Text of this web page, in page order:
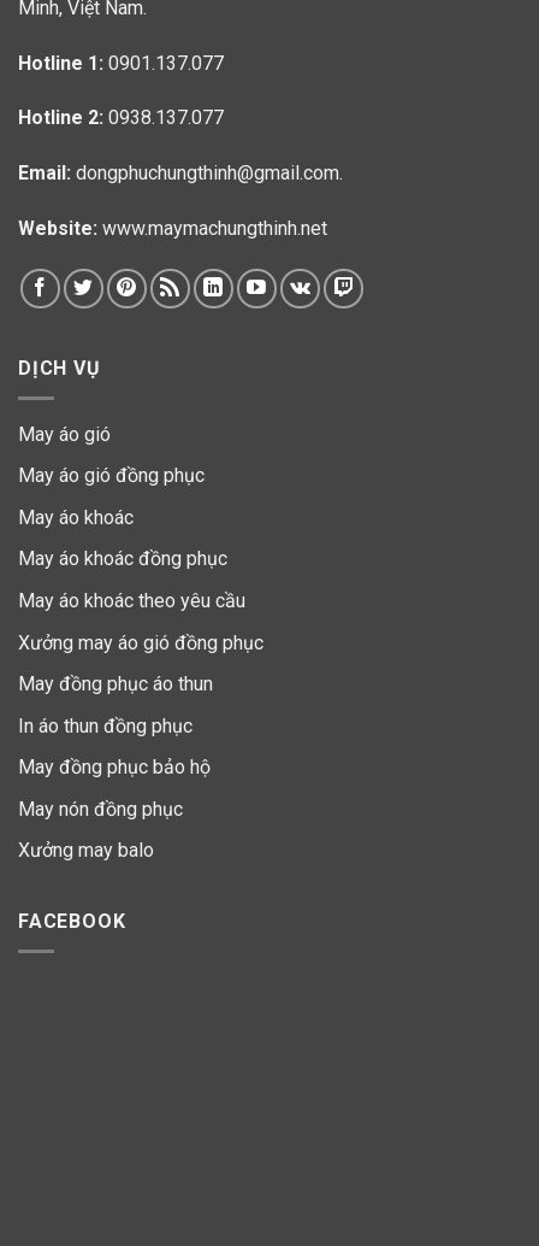
Minh, Việt Nam.
Hotline 1: 0901.137.077
Hotline 2: 0938.137.077
Email: dongphuchungthinh@gmail.com.
Website: www.maymachungthinh.net
DỊCH VỤ
May áo gió
May áo gió đồng phục
May áo khoác
May áo khoác đồng phục
May áo khoác theo yêu cầu
Xưởng may áo gió đồng phục
May đồng phục áo thun
In áo thun đồng phục
May đồng phục bảo hộ
May nón đồng phục
Xưởng may balo
FACEBOOK